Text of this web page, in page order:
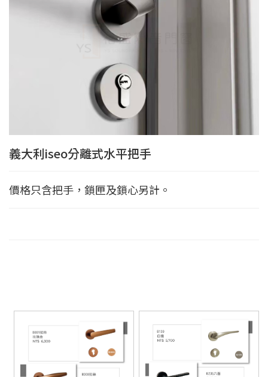
義大利iseo分離式水平把手
價格只含把手，鎖匣及鎖心另計。